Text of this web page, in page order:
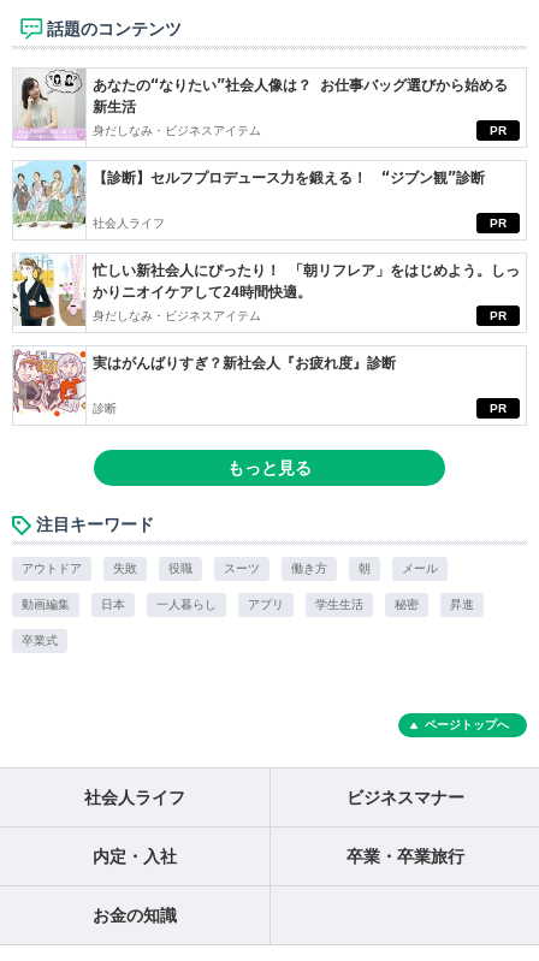
話題のコンテンツ
PR
あなたの“なりたい”社会人像は？ お仕事バッグ選びから始める
新生活
身だしなみ・ビジネスアイテム
PR
【診断】セルフプロデュース力を鍛える！ “ジブン観”診断
社会人ライフ
PR
忙しい新社会人にぴったり！ 「朝リフレア」をはじめよう。しっ
かりニオイケアして24時間快適。
身だしなみ・ビジネスアイテム
PR
実はがんばりすぎ？新社会人『お疲れ度』診断
診断
もっと見る
注目キーワード
アウトドア 失敗 役職 スーツ 働き方 朝 メール
動画編集 日本 一人暮らし アプリ 学生生活 秘密 昇進
卒業式
ページトップへ
社会人ライフ ビジネスマナー
内定・入社 卒業・卒業旅行
お金の知識